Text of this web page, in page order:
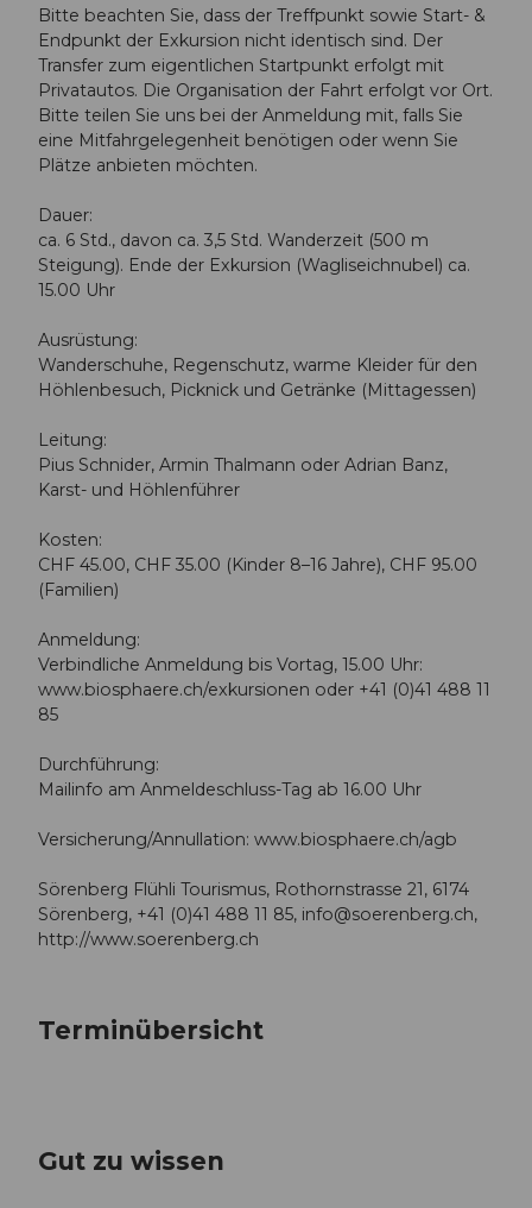
i
m
g
Bitte beachten Sie, dass der Treffpunkt sowie Start- &
Endpunkt der Exkursion nicht identisch sind. Der
Transfer zum eigentlichen Startpunkt erfolgt mit
Privatautos. Die Organisation der Fahrt erfolgt vor Ort.
Bitte teilen Sie uns bei der Anmeldung mit, falls Sie
eine Mitfahrgelegenheit benötigen oder wenn Sie
Plätze anbieten möchten.
Dauer:
ca. 6 Std., davon ca. 3,5 Std. Wanderzeit (500 m
Steigung). Ende der Exkursion (Wagliseichnubel) ca.
15.00 Uhr
Ausrüstung:
Wanderschuhe, Regenschutz, warme Kleider für den
Höhlenbesuch, Picknick und Getränke (Mittagessen)
Leitung:
Pius Schnider, Armin Thalmann oder Adrian Banz,
Karst- und Höhlenführer
Kosten:
CHF 45.00, CHF 35.00 (Kinder 8–16 Jahre), CHF 95.00
(Familien)
Anmeldung:
Verbindliche Anmeldung bis Vortag, 15.00 Uhr:
www.biosphaere.ch/exkursionen oder +41 (0)41 488 11
85
Durchführung:
Mailinfo am Anmeldeschluss-Tag ab 16.00 Uhr
Versicherung/Annullation: www.biosphaere.ch/agb
Sörenberg Flühli Tourismus, Rothornstrasse 21, 6174
Sörenberg, +41 (0)41 488 11 85, info@soerenberg.ch,
http://www.soerenberg.ch
Terminübersicht
Gut zu wissen